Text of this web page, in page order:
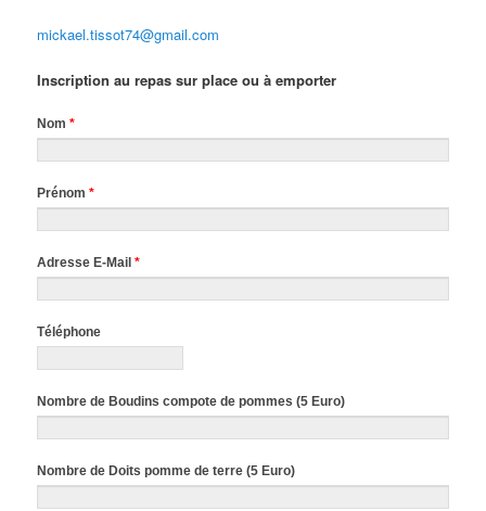
mickael.tissot74@gmail.com
Inscription au repas sur place ou à emporter
Nom*
Prénom*
Adresse E-Mail*
Téléphone
Nombre de Boudins compote de pommes (5 Euro)
Nombre de Doits pomme de terre (5 Euro)